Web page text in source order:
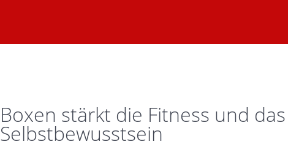
Boxen stärkt die Fitness und das
Selbstbewusstsein